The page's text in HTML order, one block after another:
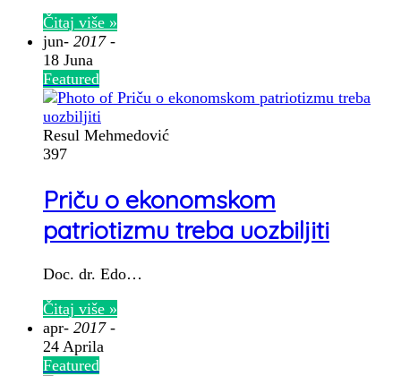
Čitaj više »
jun- 2017 -
18 Juna
Featured
Resul Mehmedović
397
Priču o ekonomskom
patriotizmu treba uozbiljiti
Doc. dr. Edo…
Čitaj više »
apr- 2017 -
24 Aprila
Featured